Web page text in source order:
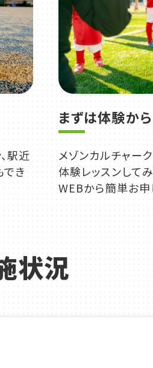
駅近
き
まずは体験から
メゾンカルチャー
体験レッスンして
WEBから簡単お申
状況